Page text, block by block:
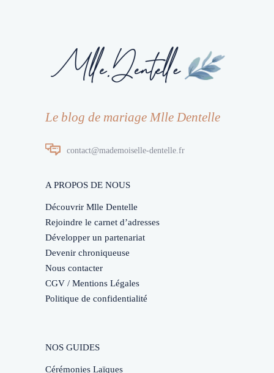
Le blog de mariage Mlle Dentelle
contact@mademoiselle-dentelle.fr
A PROPOS DE NOUS
Découvrir Mlle Dentelle
Rejoindre le carnet d’adresses
Développer un partenariat
Devenir chroniqueuse
Nous contacter
CGV / Mentions Légales
Politique de confidentialité
NOS GUIDES
Cérémonies Laïques